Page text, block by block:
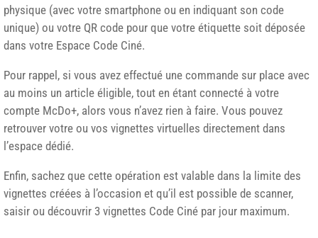
physique (avec votre smartphone ou en indiquant son code
unique) ou votre QR code pour que votre étiquette soit déposée
dans votre Espace Code Ciné.
Pour rappel, si vous avez effectué une commande sur place avec
au moins un article éligible, tout en étant connecté à votre
compte McDo+, alors vous n’avez rien à faire. Vous pouvez
retrouver votre ou vos vignettes virtuelles directement dans
l’espace dédié.
Enfin, sachez que cette opération est valable dans la limite des
vignettes créées à l’occasion et qu’il est possible de scanner,
saisir ou découvrir 3 vignettes Code Ciné par jour maximum.